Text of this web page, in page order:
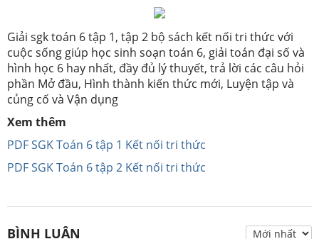
Giải sgk toán 6 tập 1, tập 2 bộ sách kết nối tri thức với
cuộc sống giúp học sinh soạn toán 6, giải toán đại số và
hình học 6 hay nhất, đầy đủ lý thuyết, trả lời các câu hỏi
phần Mở đầu, Hình thành kiến thức mới, Luyện tập và
củng cố và Vận dụng
Xem thêm
PDF SGK Toán 6 tập 1 Kết nối tri thức
PDF SGK Toán 6 tập 2 Kết nối tri thức
BÌNH LUẬN